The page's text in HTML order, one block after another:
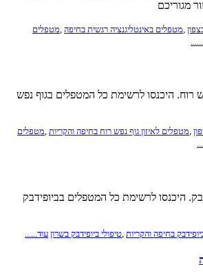
מגוריכם
מטפלים באינטליגנציה רגשית בחיפה מטפלים
רוח. היכנסו לרשימת כל המטפלים בגוף נפש
,מטפלים לאיזון גוף נפש רוח בחיפה והקריות ,מטפלים
היכנסו לרשימת כל המטפלים בביופידבק
בחיפה והקריות טיפולי ביופידבק בשרון עוד......